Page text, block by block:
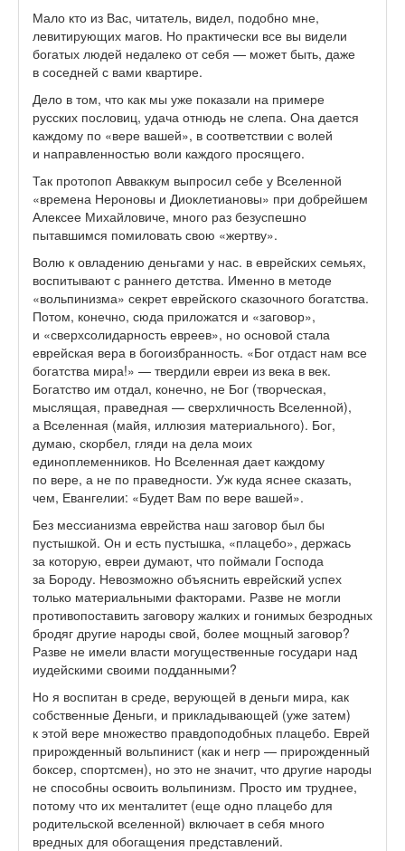
Мало кто из Вас, читатель, видел, подобно мне,
левитирующих магов. Но практически все вы видели
богатых людей недалеко от себя — может быть, даже
в соседней с вами квартире.
Дело в том, что как мы уже показали на примере
русских пословиц, удача отнюдь не слепа. Она дается
каждому по «вере вашей», в соответствии с волей
и направленностью воли каждого просящего.
Так протопоп Авваккум выпросил себе у Вселенной
«времена Нероновы и Диоклетиановы» при добрейшем
Алексее Михайловиче, много раз безуспешно
пытавшимся помиловать свою «жертву».
Волю к овладению деньгами у нас. в еврейских семьях,
воспитывают с раннего детства. Именно в методе
«вольпинизма» секрет еврейского сказочного богатства.
Потом, конечно, сюда приложатся и «заговор»,
и «сверхсолидарность евреев», но основой стала
еврейская вера в богоизбранность. «Бог отдаст нам все
богатства мира!» — твердили евреи из века в век.
Богатство им отдал, конечно, не Бог (творческая,
мыслящая, праведная — сверхличность Вселенной),
а Вселенная (майя, иллюзия материального). Бог,
думаю, скорбел, гляди на дела моих
единоплеменников. Но Вселенная дает каждому
по вере, а не по праведности. Уж куда яснее сказать,
чем, Евангелии: «Будет Вам по вере вашей».
Без мессианизма еврейства наш заговор был бы
пустышкой. Он и есть пустышка, «плацебо», держась
за которую, евреи думают, что поймали Господа
за Бороду. Невозможно объяснить еврейский успех
только материальными факторами. Разве не могли
противопоставить заговору жалких и гонимых безродных
бродяг другие народы свой, более мощный заговор?
Разве не имели власти могущественные государи над
иудейскими своими подданными?
Но я воспитан в среде, верующей в деньги мира, как
собственные Деньги, и прикладывающей (уже затем)
к этой вере множество правдоподобных плацебо. Еврей
прирожденный вольпинист (как и негр — прирожденный
боксер, спортсмен), но это не значит, что другие народы
не способны освоить вольпинизм. Просто им труднее,
потому что их менталитет (еще одно плацебо для
родительской вселенной) включает в себя много
вредных для обогащения представлений.